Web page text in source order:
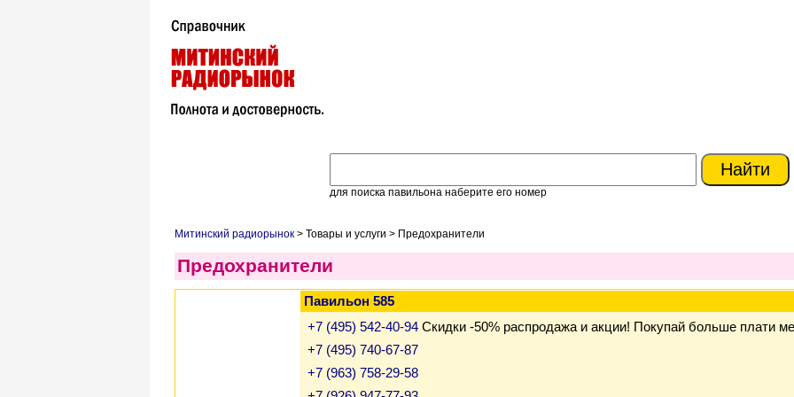
для поиска павильона наберите его номер
Митинский радиорынок > Товары и услуги > Предохранители
Предохранители
Павильон 585
+7 (495) 542-40-94 Скидки -50% распродажа и акции! Покупай больше плати
+7 (495) 740-67-87
+7 (963) 758-29-58